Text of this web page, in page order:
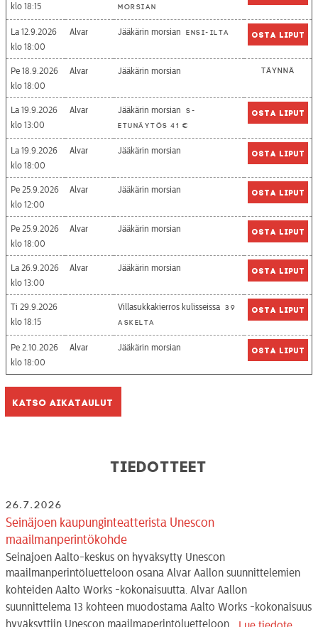
18:15
morsian
La 12.9.2026
18:00
Alvar Jääkärin morsian Ensi-ilta Osta liput
Pe 18.9.2026
18:00
Alvar Jääkärin morsian Täynnä
La 19.9.2026
13:00
Alvar Jääkärin morsian
S-
etunäytös 41 €
Osta liput
La 19.9.2026
18:00
Alvar Jääkärin morsian Osta liput
Pe 25.9.2026
12:00
Alvar Jääkärin morsian Osta liput
Pe 25.9.2026
18:00
Alvar Jääkärin morsian Osta liput
La 26.9.2026
13:00
Alvar Jääkärin morsian Osta liput
Ti 29.9.2026
18:15
Villasukkakierros kulisseissa 39
askelta
Osta liput
Pe 2.10.2026
18:00
Alvar Jääkärin morsian Osta liput
Katso aikataulut
Tiedotteet
26.7.2026
Seinäjoen kaupunginteatterista Unescon
maailmanperintökohde
Seinäjoen Aalto-keskus on hyväksytty Unescon
maailmanperintöluetteloon osana Alvar Aallon suunnittelemien
kohteiden Aalto Works -kokonaisuutta. Alvar Aallon
suunnittelema 13 kohteen muodostama Aalto Works -kokonaisuus